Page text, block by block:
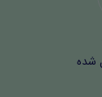
شده